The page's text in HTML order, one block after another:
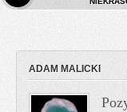
ADAM MALICKI